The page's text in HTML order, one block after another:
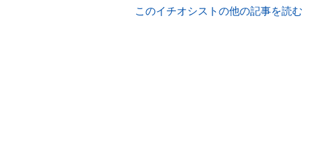
インフルエンサーが実際に使用してレビューしています。毎日トレン
このイチオシストの他の記事を読む